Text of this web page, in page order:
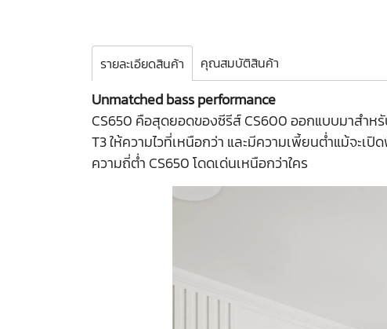
รายละเอียดสินค้า คุณสมบัติสินค้า
Unmatched bass performance
CS650 คือสุดยอดของซีรีส์ CS600 ออกแบบมาสำ
T3 ให้ความไวที่เหนือกว่า และมีความเพี้ยนต่ำแม้จะ
ความถี่ต่ำ CS650 โดดเด่นเหนือกว่าใคร